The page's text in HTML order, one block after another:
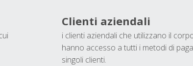
Clienti aziendali
i clienti aziendali che utilizzano il
hanno accesso a tutti i metodi di
singoli clienti.